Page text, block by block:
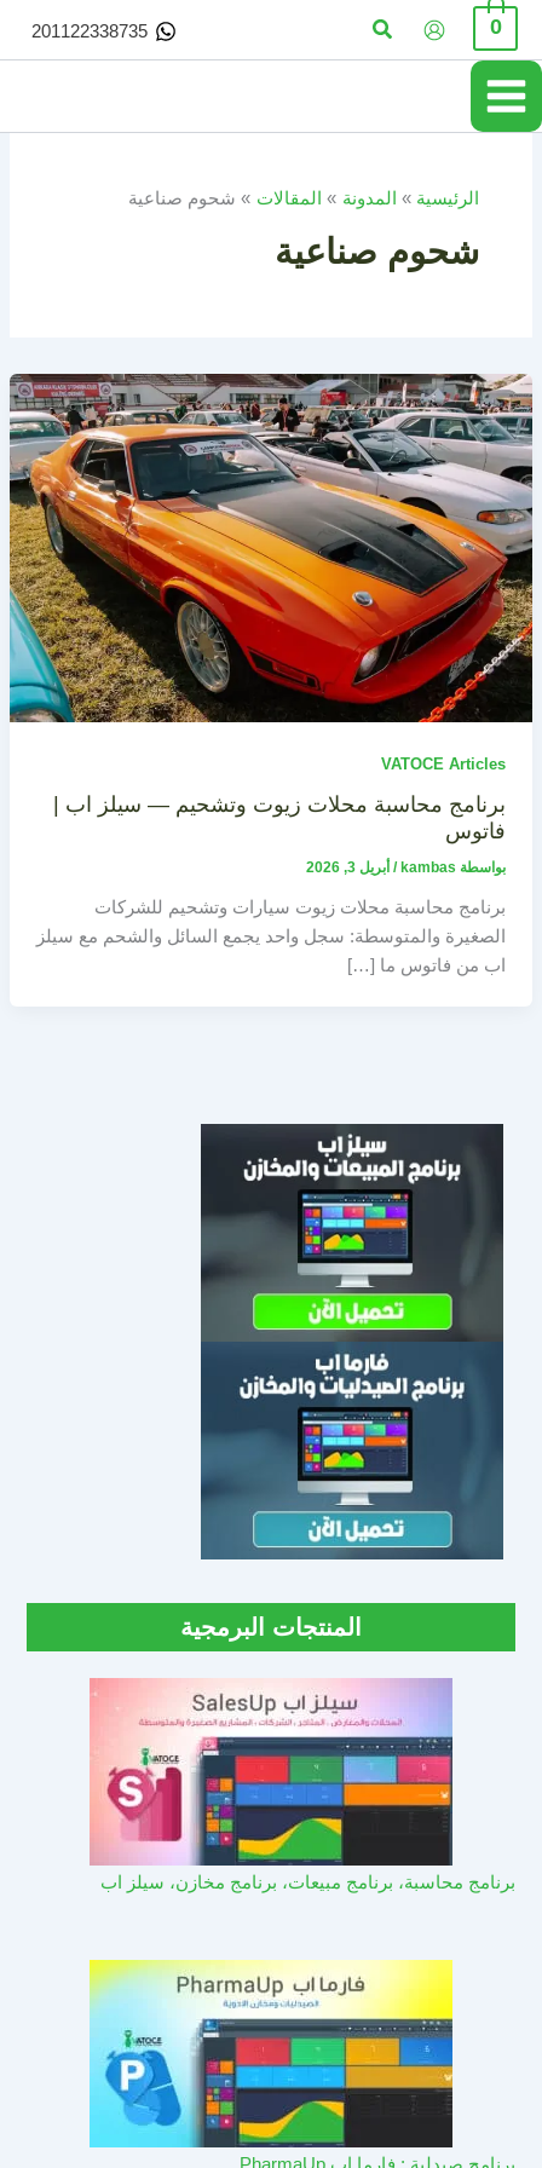
تخطي
المحتوى
0 البحث 201122338735
الرئيسية المدونة المقالات شحوم صناعية
شحوم صناعية
VATOCE Articles
برنامج محاسبة محلات زيوت وتشحيم — سيلز اب |
فاتوس
بواسطة kambas
/ أبريل 3, 2026
برنامج محاسبة محلات زيوت سيارات وتشحيم للشركات
الصغيرة والمتوسطة: سجل واحد يجمع السائل والشحم مع سيلز
اب من فاتوس ما […]
المنتجات البرمجية
برنامج محاسبة، برنامج مبيعات، برنامج مخازن، سيلز اب